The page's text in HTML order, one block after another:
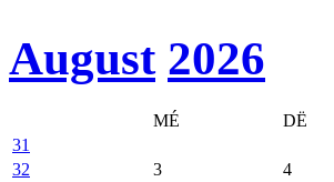
August 2026
MÉ DË
31
32
3 4